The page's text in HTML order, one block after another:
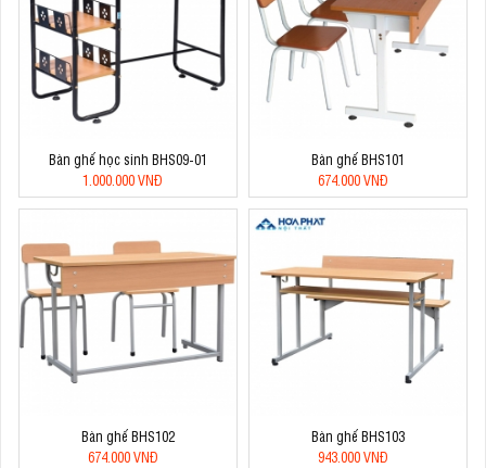
Bàn ghế học sinh BHS09-01
1.000.000 VNĐ
Bàn ghế BHS101
674.000 VNĐ
Bàn ghế BHS102
674.000 VNĐ
Bàn ghế BHS103
943.000 VNĐ